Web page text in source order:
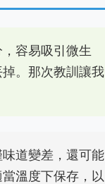
容易吸引微生
。那次教訓讓我
道變差，還可能
溫度下保存，以